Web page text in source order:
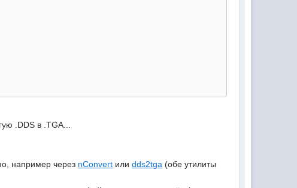
.DDS в .TGA...
например через nConvert илиdds2tga (обе утилиты